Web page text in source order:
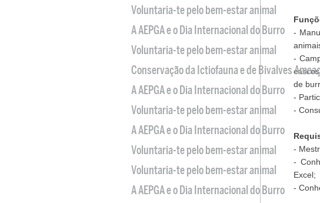
-
-
de
-
-
-
-
Excel;
-
Voluntaria-te pelo bem-estar animal
A AEPGA e o Dia Internacional do Burro
Voluntaria-te pelo bem-estar animal
Conservação da Ictiofauna e de Bivalves
A AEPGA e o Dia Internacional do Burro
Voluntaria-te pelo bem-estar animal
A AEPGA e o Dia Internacional do Burro
Voluntaria-te pelo bem-estar animal
Voluntaria-te pelo bem-estar animal
A AEPGA e o Dia Internacional do Burro